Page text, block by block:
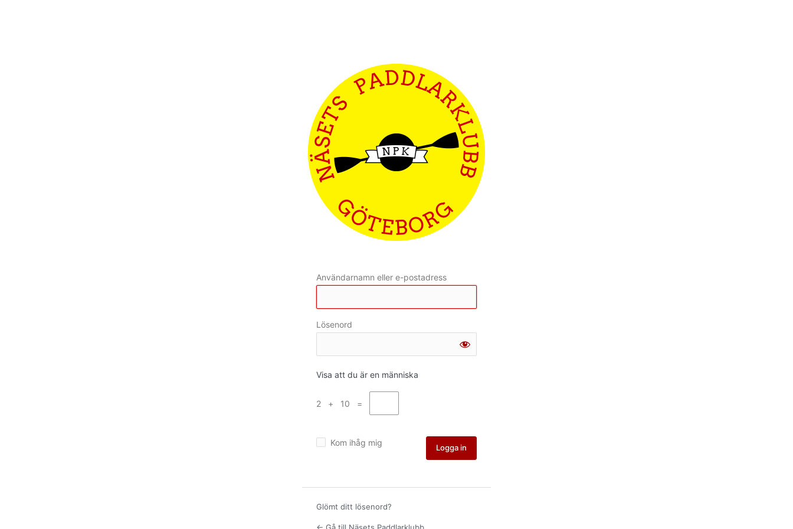
Användarnamn eller e-postadress
Lösenord
Visa att du är en människa
2 + 10 =
Kom ihåg mig
Glömt ditt lösenord?
← Gå till Näsets Paddlarklubb